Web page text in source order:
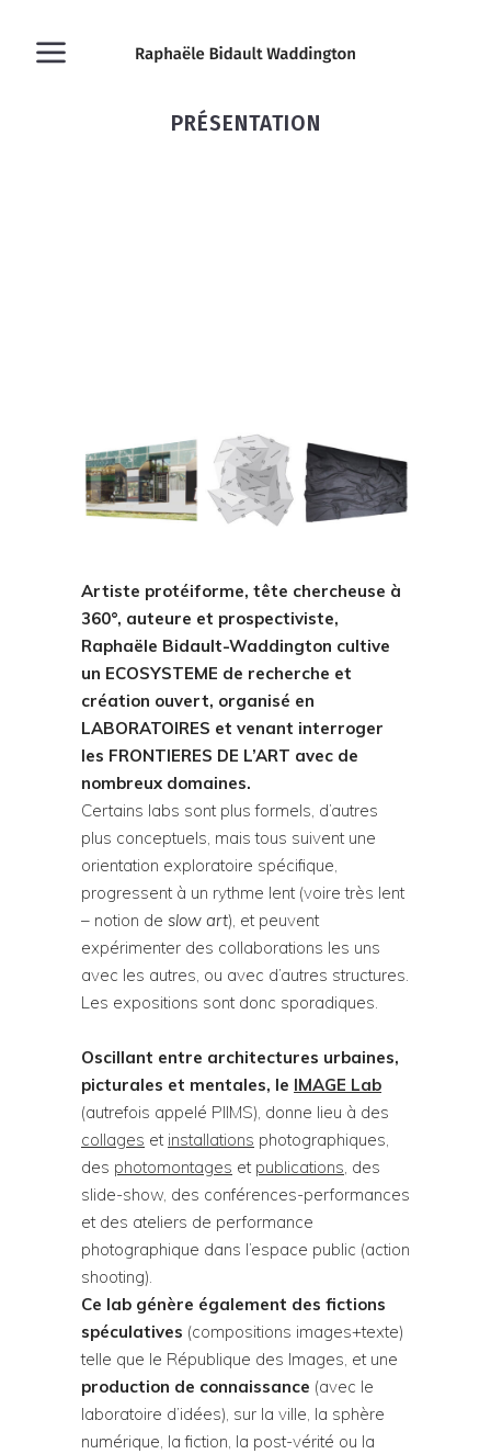
PRÉSENTATION
Artiste protéiforme, tête chercheuse à
360°, auteure et prospectiviste,
Raphaële Bidault-Waddington cultive
un ECOSYSTEME de recherche et
création ouvert, organisé en
LABORATOIRES et venant interroger
les FRONTIERES DE L’ART avec de
nombreux domaines.
Certains labs sont plus formels, d’autres
plus conceptuels, mais tous suivent une
orientation exploratoire spécifique,
progressent à un rythme lent (voire très lent
– notion de slow art), et peuvent
expérimenter des collaborations les uns
avec les autres, ou avec d’autres structures.
Les expositions sont donc sporadiques.
Oscillant entre architectures urbaines,
picturales et mentales, le IMAGE Lab
(autrefois appelé PIIMS), donne lieu à des
collages et installations photographiques,
des photomontages et publications, des
slide-show, des conférences-performances
et des ateliers de performance
photographique dans l’espace public (action
shooting).
Ce lab génère également des fictions
spéculatives (compositions images+texte)
telle que le République des Images, et une
production de connaissance (avec le
laboratoire d’idées), sur la ville, la sphère
numérique, la fiction, la post-vérité ou la